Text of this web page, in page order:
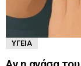
ΥΓΕΊΑ